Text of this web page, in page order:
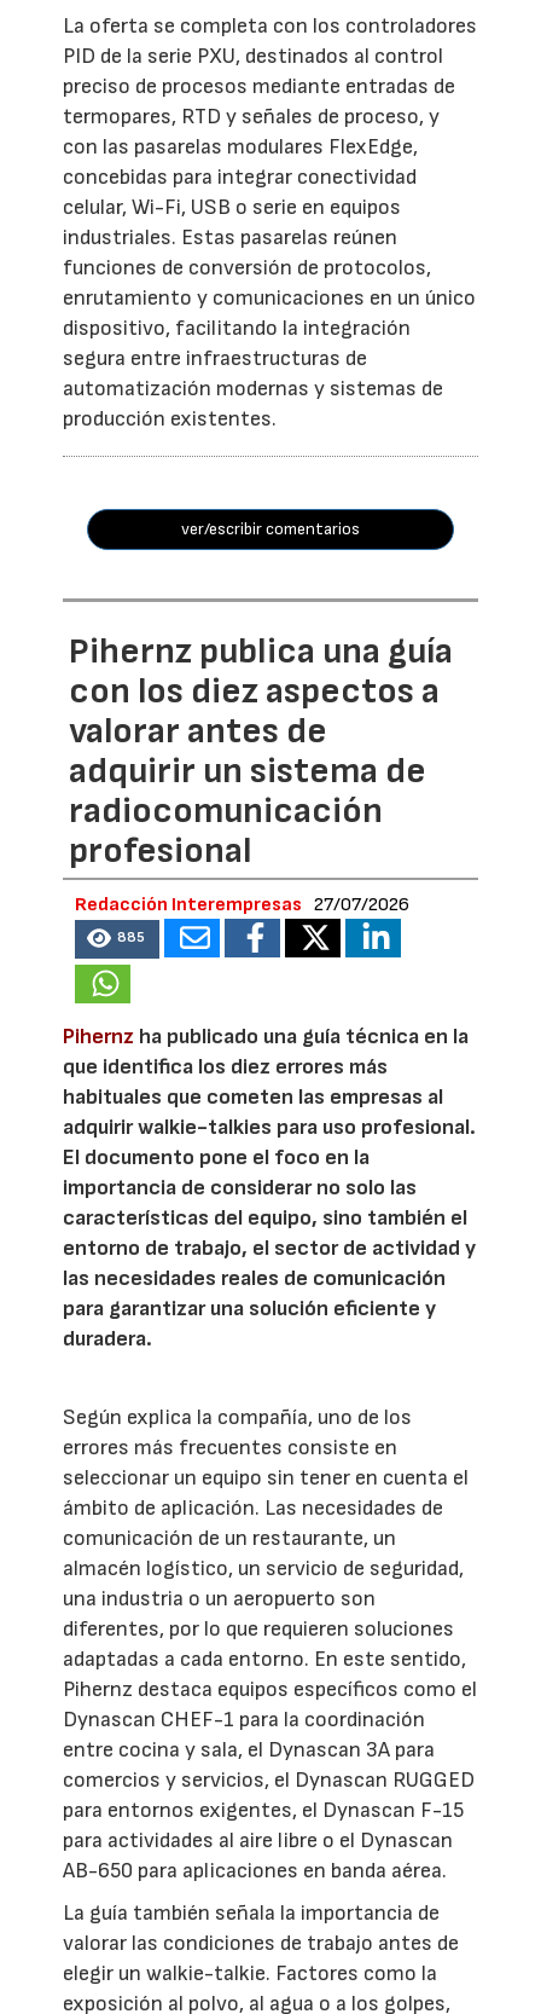
La oferta se completa con los controladores
PID de la serie PXU, destinados al control
preciso de procesos mediante entradas de
termopares, RTD y señales de proceso, y
con las pasarelas modulares FlexEdge,
concebidas para integrar conectividad
celular, Wi-Fi, USB o serie en equipos
industriales. Estas pasarelas reúnen
funciones de conversión de protocolos,
enrutamiento y comunicaciones en un único
dispositivo, facilitando la integración
segura entre infraestructuras de
automatización modernas y sistemas de
producción existentes.
ver/escribir comentarios
Pihernz publica una guía
con los diez aspectos a
valorar antes de
adquirir un sistema de
radiocomunicación
profesional
Redacción Interempresas 27/07/2026
885
Pihernz ha publicado una guía técnica en la
que identifica los diez errores más
habituales que cometen las empresas al
adquirir walkie-talkies para uso profesional.
El documento pone el foco en la
importancia de considerar no solo las
características del equipo, sino también el
entorno de trabajo, el sector de actividad y
las necesidades reales de comunicación
para garantizar una solución eficiente y
duradera.
Según explica la compañía, uno de los
errores más frecuentes consiste en
seleccionar un equipo sin tener en cuenta el
ámbito de aplicación. Las necesidades de
comunicación de un restaurante, un
almacén logístico, un servicio de seguridad,
una industria o un aeropuerto son
diferentes, por lo que requieren soluciones
adaptadas a cada entorno. En este sentido,
Pihernz destaca equipos específicos como el
Dynascan CHEF-1 para la coordinación
entre cocina y sala, el Dynascan 3A para
comercios y servicios, el Dynascan RUGGED
para entornos exigentes, el Dynascan F-15
para actividades al aire libre o el Dynascan
AB-650 para aplicaciones en banda aérea.
La guía también señala la importancia de
valorar las condiciones de trabajo antes de
elegir un walkie-talkie. Factores como la
exposición al polvo, al agua o a los golpes,